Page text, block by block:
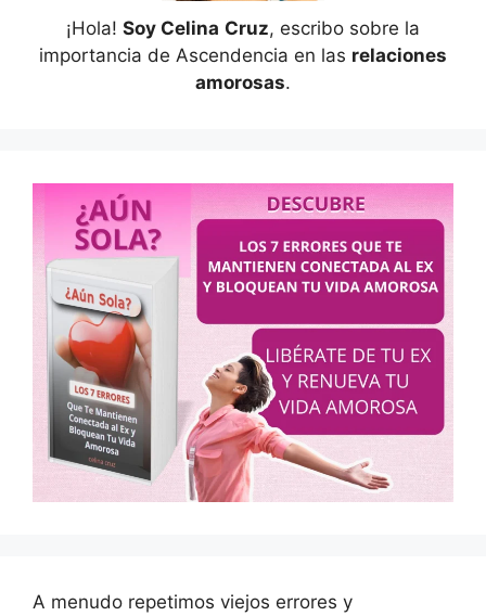
¡Hola! Soy Celina Cruz, escribo sobre la
importancia de Ascendencia en las relaciones
amorosas.
A menudo repetimos viejos errores y